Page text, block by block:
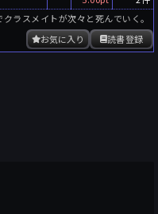
ラスメイトが次々と死んでいく。
読書登録
お気に入り